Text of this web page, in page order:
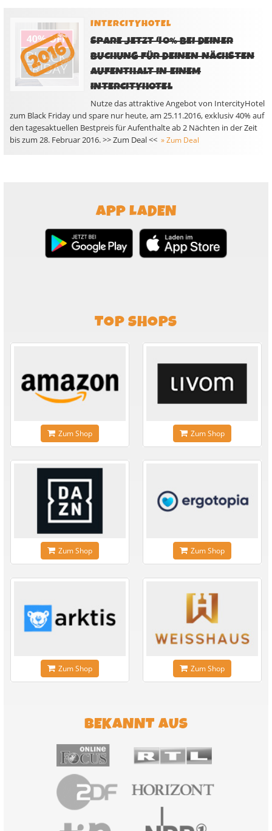
INTERCITYHOTEL
SPARE JETZT 40% BEI DEINER
BUCHUNG FÜR DEINEN NÄCHSTEN
AUFENTHALT IN EINEM
INTERCITYHOTEL
Nutze das attraktive Angebot von IntercityHotel
zum Black Friday und spare nur heute, am 25.11.2016, exklusiv 40% auf
den tagesaktuellen Bestpreis für Aufenthalte ab 2 Nächten in der Zeit
bis zum 28. Februar 2016. >> Zum Deal << » Zum Deal
APP LADEN
TOP SHOPS
Zum Shop Zum Shop
Zum Shop Zum Shop
Zum Shop Zum Shop
BEKANNT AUS